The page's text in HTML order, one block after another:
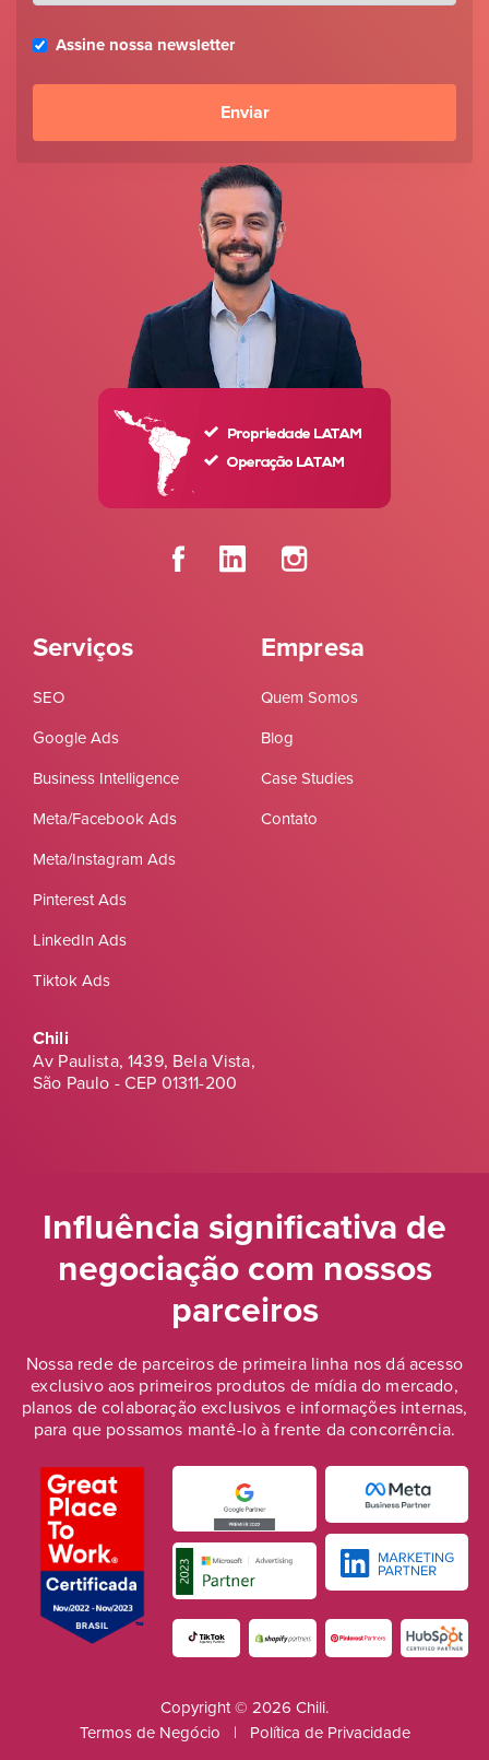
Serviços
SEO
Google Ads
Business Intelligence
Meta/Facebook Ads
Meta/Instagram Ads
Pinterest Ads
LinkedIn Ads
Tiktok Ads
Empresa
Quem Somos
Blog
Case Studies
Contato
Chili
Av Paulista, 1439, Bela Vista,
São Paulo - CEP 01311-200
Assine nossa newsletter
Influência significativa de
negociaçãocom nossos
parceiros
Nossa rede de parceiros de primeira linha nos dá acesso
exclusivo aos primeiros produtos de mídia do mercado,
planos de colaboração exclusivos e informações internas,
para que possamos mantê-lo à frente da concorrência.
Copyright © 2026 Chili.
Termos de Negócio
| Política de Privacidade